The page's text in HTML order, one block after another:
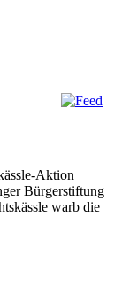
Aktion
Bürgerstiftung
warb die